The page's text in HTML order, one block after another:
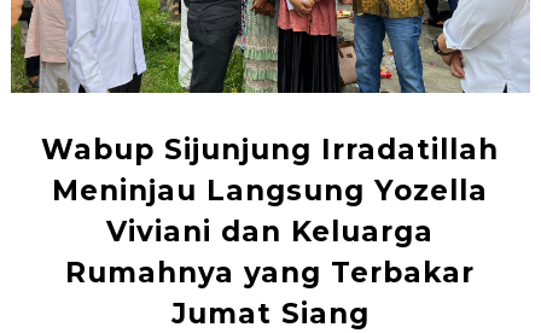
Wabup Sijunjung Irradatillah
Meninjau Langsung Yozella
Viviani dan Keluarga
Rumahnya yang Terbakar
Jumat Siang